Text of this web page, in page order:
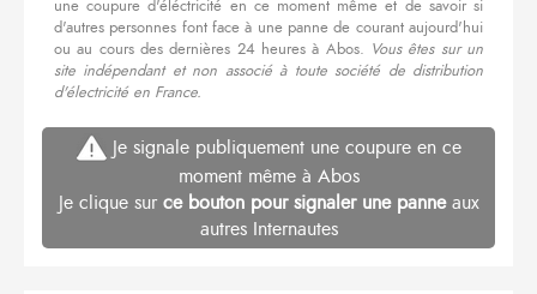
une coupure d'éléctricité en ce moment même et de savoir si
d'autres personnes font face à une panne de courant aujourd'hui
ou au cours des dernières 24 heures à Abos. Vous êtes sur un
site indépendant et non associé à toute société de distribution
d'électricité en France.
Je signale publiquement une coupure en ce
moment même à Abos
Je clique sur ce bouton pour signaler une panneaux
autres Internautes